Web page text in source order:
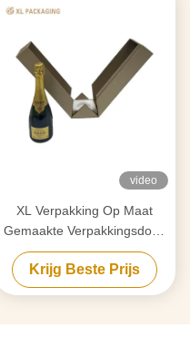
video
XL Verpakking Op Maat
Gemaakte Verpakkingsdoos
Fabriek Papier Alcohol
Whisky Wijn
Verpakkingsdoos Karton
Krijg Beste Prijs